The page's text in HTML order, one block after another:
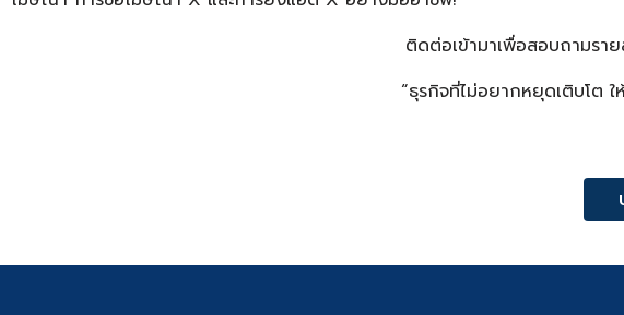
ติดต่อเข้ามาเพื่อสอบถามราย
“ธุรกิจที่ไม่อยากหยุดเติบโต